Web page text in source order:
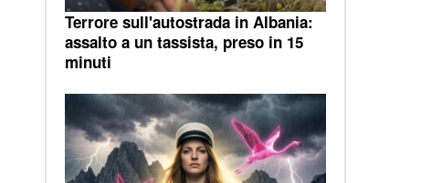
Terrore sull'autostrada in Albania:
assalto a un tassista, preso in 15
minuti